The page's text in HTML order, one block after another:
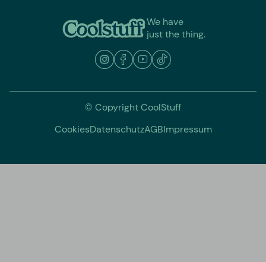
We have
just the thing.
© Copyright CoolStuff
CookiesDatenschutzAGBImpressum